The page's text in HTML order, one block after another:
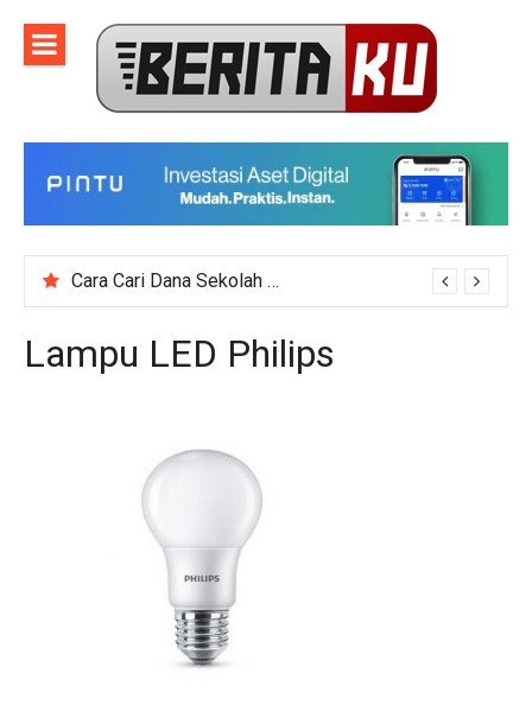
content
Cara Cari Dana Sekolah untuk Event Kegiatan Skala Besar
Lampu LED Philips